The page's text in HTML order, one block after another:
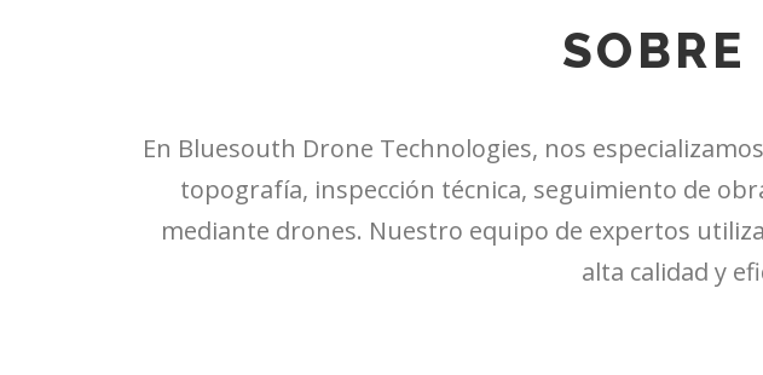
SOBRE
En Bluesouth Drone Technologies, nos
topografía, inspección técnica, seguimiento de
mediante drones. Nuestro equipo de expertos
alta calidad y